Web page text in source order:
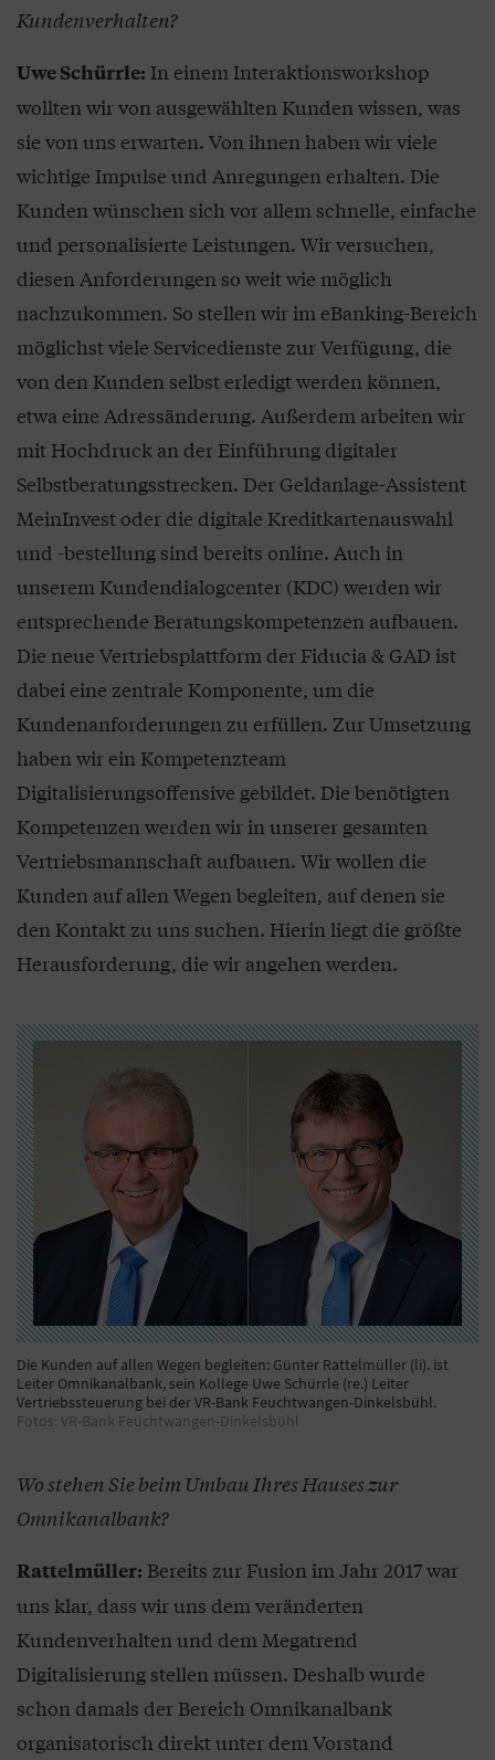
Kundenverhalten?
Uwe Schürrle: In einem Interaktionsworkshop
wollten wir von ausgewählten Kunden wissen, was
sie von uns erwarten. Von ihnen haben wir viele
wichtige Impulse und Anregungen erhalten. Die
Kunden wünschen sich vor allem schnelle, einfache
und personalisierte Leistungen. Wir versuchen,
diesen Anforderungen so weit wie möglich
nachzukommen. So stellen wir im eBanking-Bereich
möglichst viele Servicedienste zur Verfügung, die
von den Kunden selbst erledigt werden können,
etwa eine Adressänderung. Außerdem arbeiten wir
mit Hochdruck an der Einführung digitaler
Selbstberatungsstrecken. Der Geldanlage-Assistent
MeinInvest oder die digitale Kreditkartenauswahl
und -bestellung sind bereits online. Auch in
unserem Kundendialogcenter (KDC) werden wir
entsprechende Beratungskompetenzen aufbauen.
Die neue Vertriebsplattform der Fiducia & GAD ist
dabei eine zentrale Komponente, um die
Kundenanforderungen zu erfüllen. Zur Umsetzung
haben wir ein Kompetenzteam
Digitalisierungsoffensive gebildet. Die benötigten
Kompetenzen werden wir in unserer gesamten
Vertriebsmannschaft aufbauen. Wir wollen die
Kunden auf allen Wegen begleiten, auf denen sie
den Kontakt zu uns suchen. Hierin liegt die größte
Herausforderung, die wir angehen werden.
Die Kunden auf allen Wegen begleiten: Günter Rattelmüller (li). ist
Leiter Omnikanalbank, sein Kollege Uwe Schürrle (re.) Leiter
Vertriebssteuerung bei der VR-Bank Feuchtwangen-Dinkelsbühl.
Fotos: VR-Bank Feuchtwangen-Dinkelsbühl
Wo stehen Sie beim Umbau Ihres Hauses zur
Omnikanalbank?
Rattelmüller: Bereits zur Fusion im Jahr 2017 war
uns klar, dass wir uns dem veränderten
Kundenverhalten und dem Megatrend
Digitalisierung stellen müssen. Deshalb wurde
schon damals der Bereich Omnikanalbank
organisatorisch direkt unter dem Vorstand